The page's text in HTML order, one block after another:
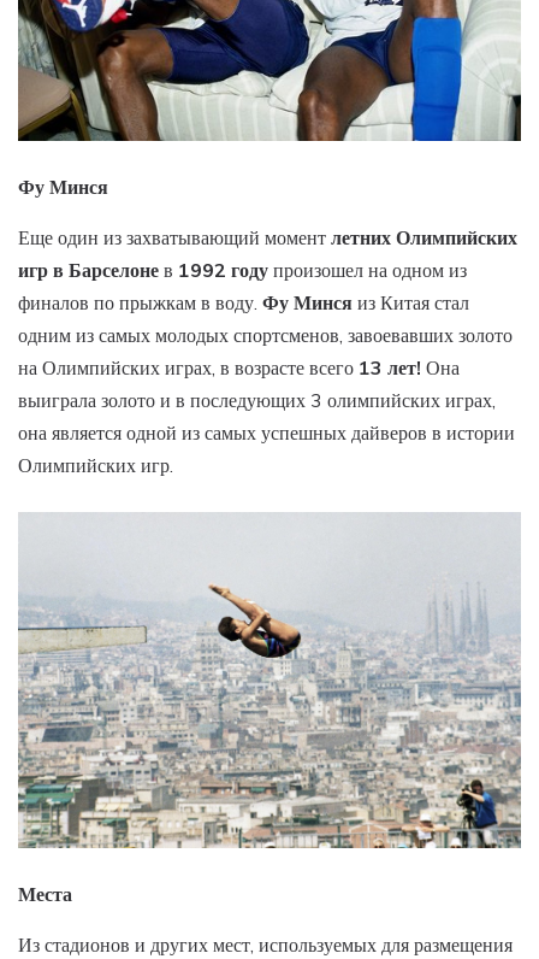
Фу Минся
Еще один из захватывающий момент летних Олимпийских
игр в Барселоне в 1992 году произошел на одном из
финалов по прыжкам в воду. Фу Минся из Китая стал
одним из самых молодых спортсменов, завоевавших золото
на Олимпийских играх, в возрасте всего 13 лет! Она
выиграла золото и в последующих 3 олимпийских играх,
она является одной из самых успешных дайверов в истории
Олимпийских игр.
Места
Из стадионов и других мест, используемых для размещения